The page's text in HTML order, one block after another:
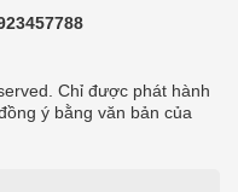
Chỉ được phát hành
ý bằng văn bản của